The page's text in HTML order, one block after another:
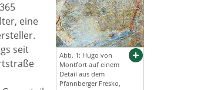
Abb. 1: Hugo von
Montfort auf einem
Detail aus dem
Pfannberger Fresko,
eine
seit